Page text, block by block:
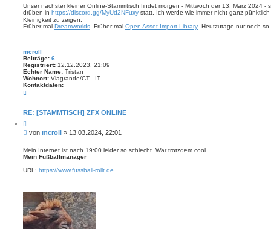
t
e
n
v
c
h
r
o
m
p
e
r
e
n
i
t
r
a
Unser nächster kleiner Online-Stammtisch findet morgen - Mittwoch der 13. März 2024 -
drüben in https://discord.gg/MyUd2NFuxy statt. Ich werde wie immer nicht ganz
Kleinigkeit zu zeigen.
Früher mal Dreamworlds . Früher mal Open Asset Import Library . Heutzutage nur noch
mcroll
Beiträge: 6
Registriert: 12.12.2023, 21:09
Echter Name: Tristan
Wohnort: Viagrande/CT - IT
Kontaktdaten:
t
t
t
e
v
o
l
l
RE: [STAMMTISCH] ZFX ONLINE
i
t
e
r
n
B
i
t
a
von mcroll » 13.03.2024, 22:01
Mein Internet ist nach 19:00 leider so schlecht. War trotzdem cool.
Mein Fußballmanager
URL: https://www.fussball-rollt.de